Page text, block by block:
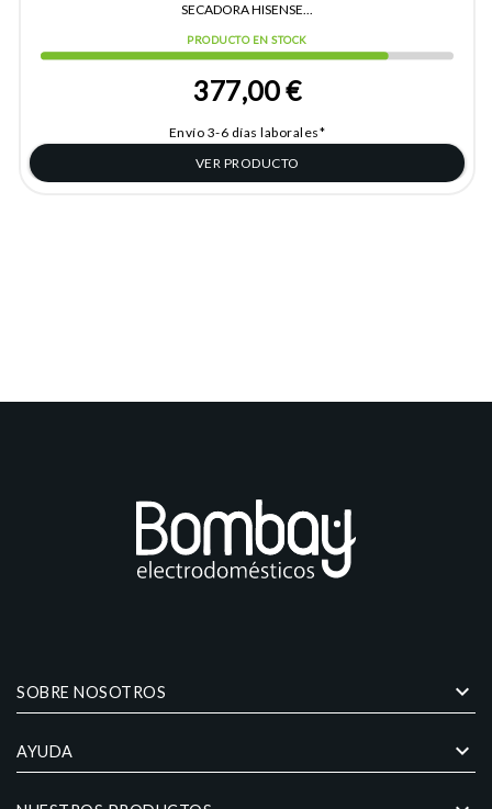
SECADORA HISENSE...
PRODUCTO EN STOCK
377,00 €
Envío 3-6 días laborales*
VER PRODUCTO
SOBRE NOSOTROS keyboard_arrow_down
AYUDA keyboard_arrow_down